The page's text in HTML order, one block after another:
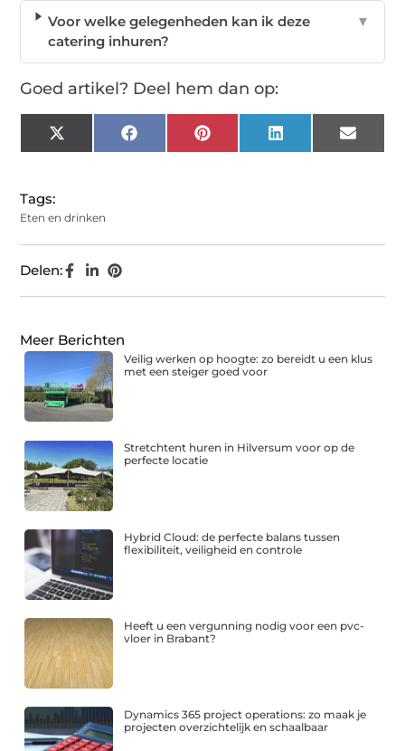
Voor welke gelegenheden kan ik deze
catering inhuren?
▼
Goed artikel? Deel hem dan op:
X
(Twitter)
Facebook Pinterest LinkedIn Email
Tags:
Eten en drinken
Delen:
Meer Berichten
Veilig werken op hoogte: zo bereidt u een klus
met een steiger goed voor
Stretchtent huren in Hilversum voor op de
perfecte locatie
Hybrid Cloud: de perfecte balans tussen
flexibiliteit, veiligheid en controle
Heeft u een vergunning nodig voor een pvc-
vloer in Brabant?
Dynamics 365 project operations: zo maak je
projecten overzichtelijk en schaalbaar